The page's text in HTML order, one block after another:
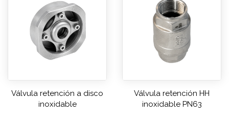
Válvula retención a disco
inoxidable
Válvula retención HH
inoxidable PN63